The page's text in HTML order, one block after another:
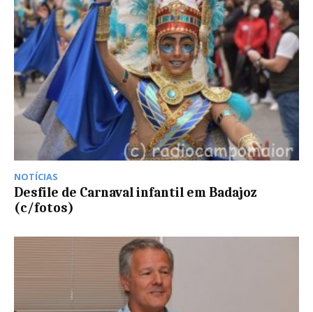
NOTÍCIAS
Desfile de Carnaval infantil em Badajoz
(c/fotos)